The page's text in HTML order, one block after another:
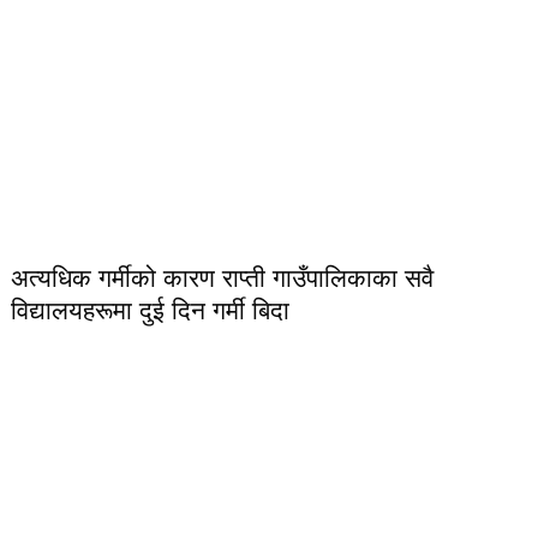
अत्यधिक गर्मीको कारण राप्ती गाउँपालिकाका सवै
विद्यालयहरूमा दुई दिन गर्मी बिदा